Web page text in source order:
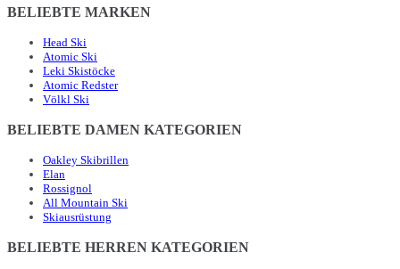
BELIEBTE MARKEN
Head Ski
Atomic Ski
Leki Skistöcke
Atomic Redster
Völkl Ski
BELIEBTE DAMEN KATEGORIEN
Oakley Skibrillen
Elan
Rossignol
All Mountain Ski
Skiausrüstung
BELIEBTE HERREN KATEGORIEN